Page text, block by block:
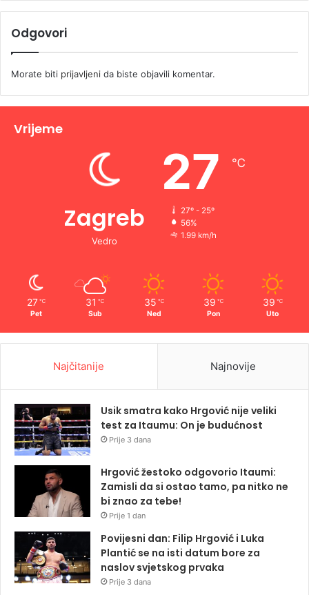
Odgovori
Morate biti prijavljeni da biste objavili komentar.
Vrijeme
Zagreb
Vedro
27 ℃
27º - 25º
56%
1.99 km/h
27 ℃
Pet
31 ℃
Sub
35 ℃
Ned
39 ℃
Pon
39 ℃
Uto
Najčitanije Najnovije
Usik smatra kako Hrgović nije veliki
test za Itaumu: On je budućnost
Prije 3 dana
Hrgović žestoko odgovorio Itaumi:
Zamisli da si ostao tamo, pa nitko ne
bi znao za tebe!
Prije 1 dan
Povijesni dan: Filip Hrgović i Luka
Plantić se na isti datum bore za
naslov svjetskog prvaka
Prije 3 dana